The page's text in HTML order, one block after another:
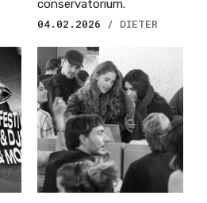
conservatorium.
04.02.2026
/ DIETER